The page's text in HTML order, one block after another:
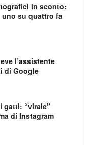
in sconto:
su quattro fa
l’assistente
di Google
gatti: “virale”
di Instagram